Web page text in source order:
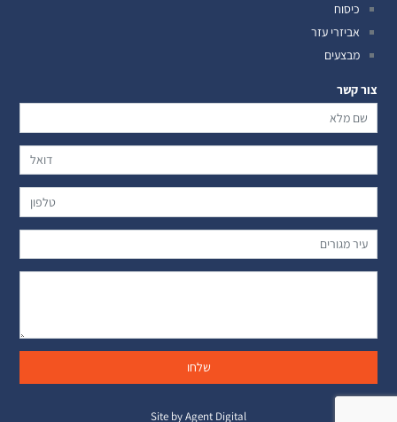
כיסוח
אביזרי עזר
מבצעים
צור קשר
Site by Agent Digital